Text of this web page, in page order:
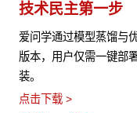
技术民主第一步
爱问学通过模型蒸馏与
版本，用户仅需一键部
装。
点击下载 >